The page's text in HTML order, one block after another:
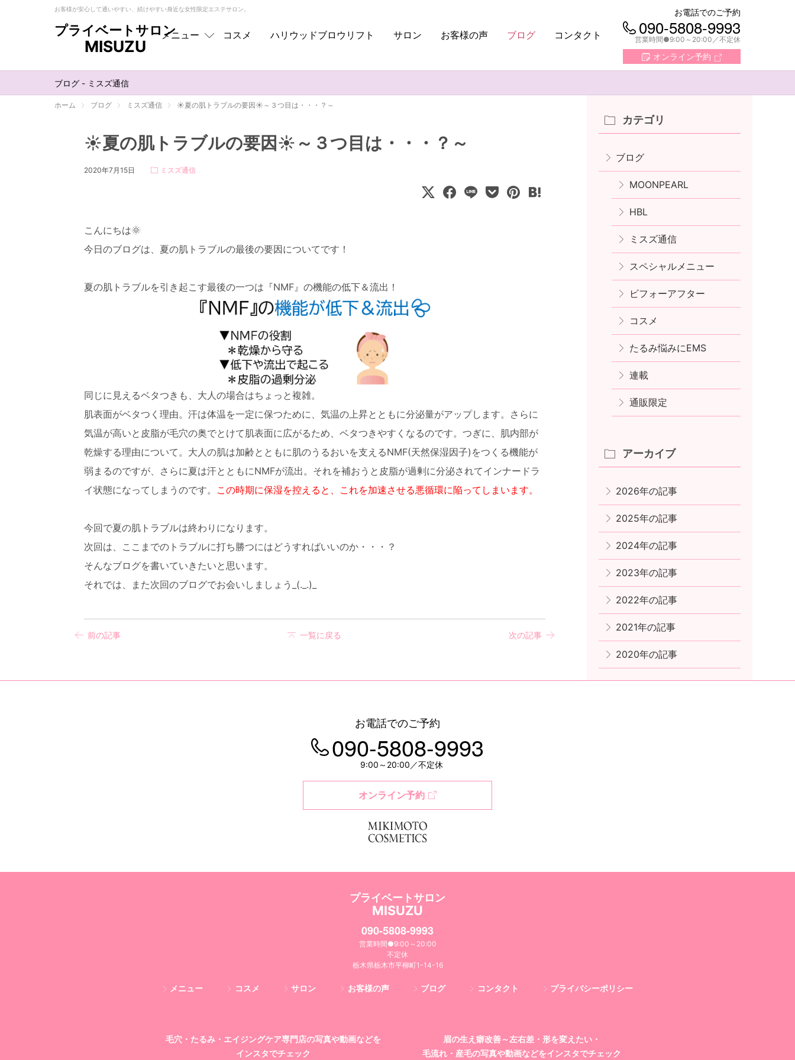
お客様が安心して通いやすい、続けやすい身近な女性限定エステサロン。
プライベートサロン
MISUZU
メニュー
フェイシャル
EMS
オプション
コスメ ハリウッドブロウリフト サロン お客様の声 ブログ コンタクト
お電話でのご予約
090-5808-9993
営業時間●9:00～20:00 不定休
オンライン予約
ブログ - ミスズ通信
ホーム ブログ ミスズ通信 ☀夏の肌トラブルの要因☀～３つ目は・・・？～
☀夏の肌トラブルの要因☀～３つ目は・・・？～
2020年7月15日 ミスズ通信
こんにちは🌞
今日のブログは、夏の肌トラブルの最後の要因についてです！
夏の肌トラブルを引き起こす最後の一つは『NMF』の機能の低下＆流出！
同じに見えるベタつきも、大人の場合はちょっと複雑。
肌表面がベタつく理由。汗は体温を一定に保つために、気温の上昇とともに分泌量がアップします。さらに
気温が高いと皮脂が毛穴の奥でとけて肌表面に広がるため、ベタつきやすくなるのです。つぎに、肌内部が
乾燥する理由について。大人の肌は加齢とともに肌のうるおいを支えるNMF(天然保湿因子)をつくる機能が
弱まるのですが、さらに夏は汗とともにNMFが流出。それを補おうと皮脂が過剰に分泌されてインナードラ
イ状態になってしまうのです。 この時期に保湿を控えると、これを加速させる悪循環に陥ってしまいます。
今回で夏の肌トラブルは終わりになります。
次回は、ここまでのトラブルに打ち勝つにはどうすればいいのか・・・？
そんなブログを書いていきたいと思います。
それでは、また次回のブログでお会いしましょう_(._.)_
前の記事 一覧に戻る 次の記事
カテゴリ
ブログ
MOONPEARL
HBL
ミスズ通信
スペシャルメニュー
ビフォーアフター
コスメ
たるみ悩みにEMS
連載
通販限定
アーカイブ
2026年の記事
2025年の記事
2024年の記事
2023年の記事
2022年の記事
2021年の記事
2020年の記事
お電話でのご予約
090-5808-9993
9:00～20:00／不定休
オンライン予約
プライベートサロン
MISUZU
090-5808-9993
営業時間●9:00～20:00
不定休
栃木県栃木市平柳町1-14-16
メニュー コスメ サロン お客様の声 ブログ コンタクト プライバシーポリシー
毛穴・たるみ・エイジングケア専門店の写真や動画などを
インスタでチェック
眉の生え癖改善～左右差・形を変えたい・
毛流れ・産毛の写真や動画などをインスタでチェック